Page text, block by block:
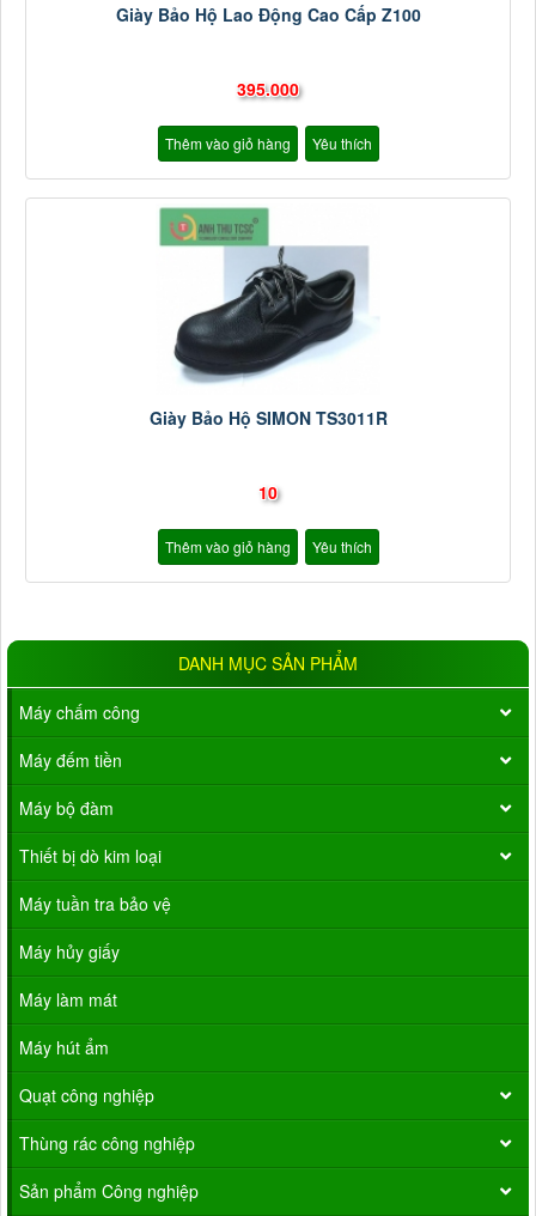
Giày Bảo Hộ Lao Động Cao Cấp Z100
395.000
Thêm vào giỏ hàng Yêu thích
Giày Bảo Hộ SIMON TS3011R
10
Thêm vào giỏ hàng Yêu thích
DANH MỤC SẢN PHẨM
Máy chấm công
Máy đếm tiền
Máy bộ đàm
Thiết bị dò kim loại
Máy tuần tra bảo vệ
Máy hủy giấy
Máy làm mát
Máy hút ẩm
Quạt công nghiệp
Thùng rác công nghiệp
Sản phẩm Công nghiệp